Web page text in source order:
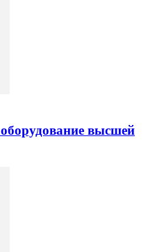
высшей